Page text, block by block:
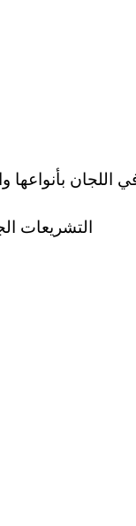
اللجان
التشريعات